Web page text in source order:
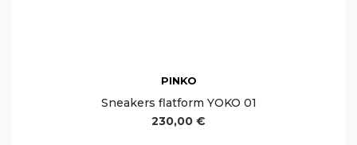
PINKO
Sneakers flatform YOKO 01
230,00 €